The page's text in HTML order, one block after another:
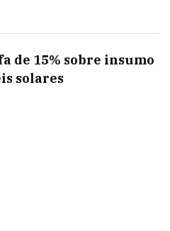
de 15% sobre insumo
solares